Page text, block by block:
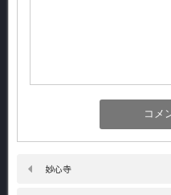
妙心寺